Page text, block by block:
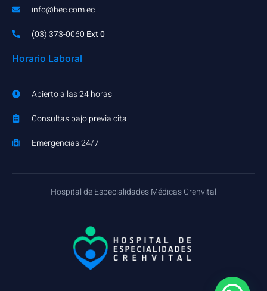
info@hec.com.ec
(03) 373-0060​ Ext 0
Horario Laboral
Abierto a las 24 horas
Consultas bajo previa cita
Emergencias 24/7
Hospital de Especialidades Médicas Crehvital